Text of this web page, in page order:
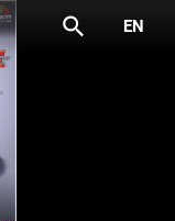
search EN